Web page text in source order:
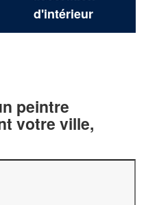
d'intérieur
peintre
votre ville,